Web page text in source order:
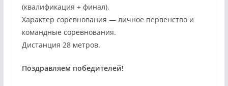
(квалификация + финал).
Характер соревнования — личное первенство и
командные соревнования.
Дистанция 28 метров.
Поздравляем победителей!